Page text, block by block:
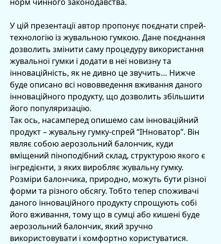
У цій презентації автор пропонує поєднати спрей-
технологію із жувальною гумкою. Дане поєднання
дозволить змінити саму процедуру використання
жувальної гумки і додати в неї новизну та
інноваційність, як не дивно це звучить… Нижче
буде описано всі нововведення вживання даного
інноваційного продукту, що дозволить збільшити
його популяризацію.
Так ось, насамперед опишемо сам інноваційний
продукт – жувальну гумку-спрей “ІНноватор”. Він
являє собою аерозольний балончик, куди
вміщений піноподібний склад, структурою якого є
інгредієнти, з яких виробляє жувальну гумку.
Розміри балончика, природно, можуть бути різної
форми та різного обсягу. Тобто тепер споживачі
даного інноваційного продукту спрощують собі
його вживання, тому що в сумці або кишені буде
аерозольний балончик, який зручно
використовувати і комфортно користуватися.